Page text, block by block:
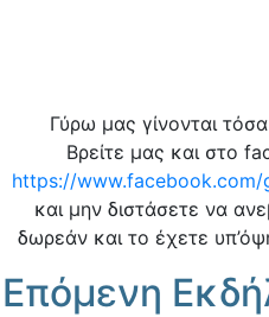
Γύρω μας γίνονται
Βρείτε μας και στο
https://
και μην διστάσετε να
δωρεάν και το έχετε
Επόμενη